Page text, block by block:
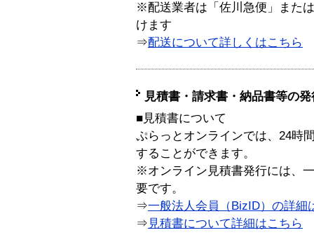
※配送業者は「佐川急便」また
けます
⇒配送について詳しくはこちら
見積書・請求書・納品書等の
■見積書について
ぷらっとオンラインでは、24時
することができます。
※オンライン見積書発行には、
要です。
⇒一般法人会員（BizID）の詳細
⇒ 見積書について詳細はこちら